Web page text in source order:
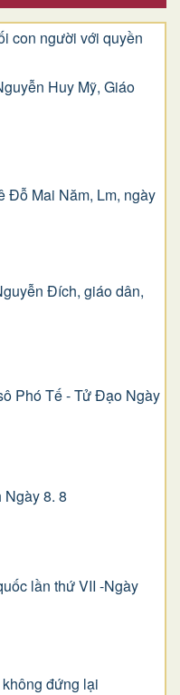
con người với quyền
Huy Mỹ, Giáo
Ðỗ Mai Năm, Lm, ngày
Ðích, giáo dân,
Phó Tế - Tử Đạo Ngày
8. 8
lần thứ VII -Ngày
đứng lại